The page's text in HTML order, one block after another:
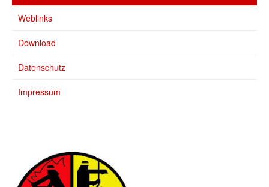
Weblinks
Download
Datenschutz
Impressum